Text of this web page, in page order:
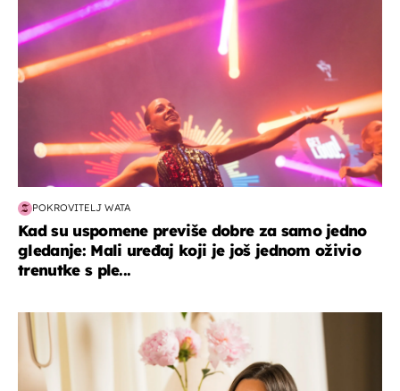
POKROVITELJ WATA
Kad su uspomene previše dobre za samo jedno
gledanje: Mali uređaj koji je još jednom oživio
trenutke s ple...
moda & ljepota